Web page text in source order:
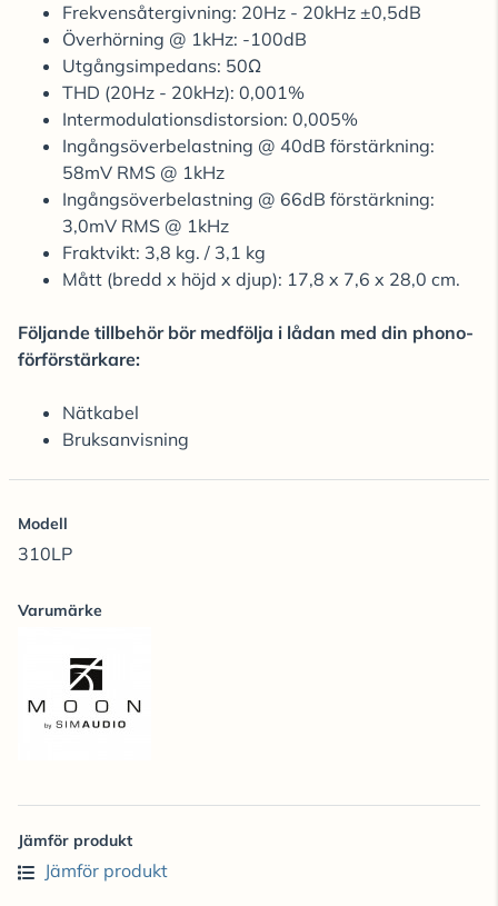
Frekvensåtergivning: 20Hz - 20kHz ±0,5dB
Överhörning @ 1kHz: -100dB
Utgångsimpedans: 50Ω
THD (20Hz - 20kHz): 0,001%
Intermodulationsdistorsion: 0,005%
Ingångsöverbelastning @ 40dB förstärkning:
58mV RMS @ 1kHz
Ingångsöverbelastning @ 66dB förstärkning:
3,0mV RMS @ 1kHz
Fraktvikt: 3,8 kg. / 3,1 kg
Mått (bredd x höjd x djup): 17,8 x 7,6 x 28,0 cm.
Följande tillbehör bör medfölja i lådan med din phono-
förförstärkare:
Nätkabel
Bruksanvisning
Modell
310LP
Varumärke
Jämför produkt
Jämför produkt